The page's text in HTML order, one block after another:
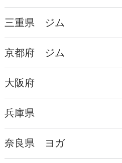
三重県 ジム
京都府 ジム
大阪府
兵庫県
奈良県 ヨガ